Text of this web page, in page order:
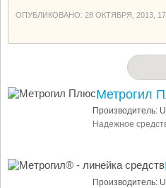
ОПУБЛИКОВАНО: 28 ОКТЯБРЯ, 2013,
Метрогил
Производитель:
Надежное
Производитель: